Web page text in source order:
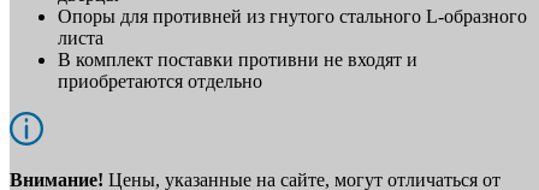
Опоры для противней из гнутого стального L-образного
листа
В комплект поставки противни не входят и
приобретаются отдельно
Внимание! Цены, указанные на сайте, могут отличаться от